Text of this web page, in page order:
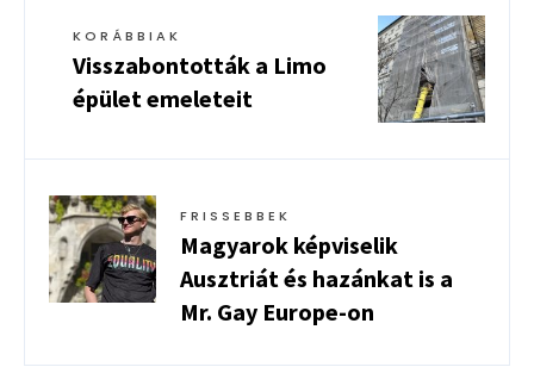
KORÁBBIAK
Visszabontották a Limo
épület emeleteit
FRISSEBBEK
Magyarok képviselik
Ausztriát és hazánkat is a
Mr. Gay Europe-on